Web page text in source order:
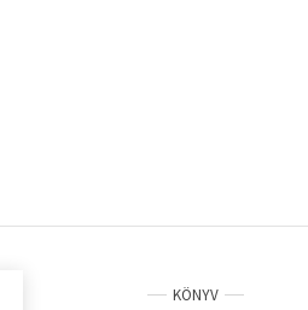
KÖNYV